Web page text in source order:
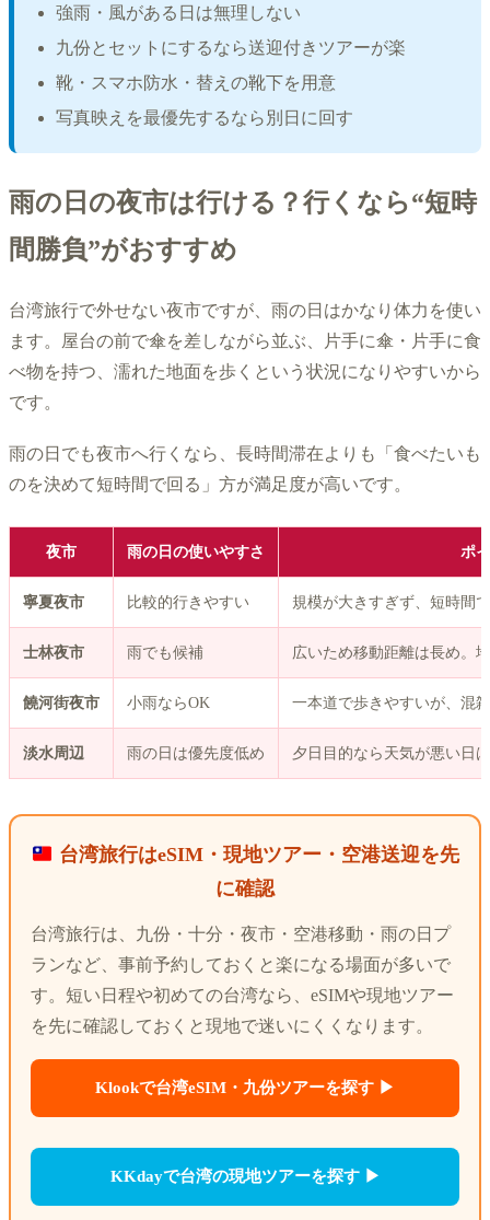
強雨・風がある日は無理しない
九份とセットにするなら送迎付きツアーが楽
靴・スマホ防水・替えの靴下を用意
写真映えを最優先するなら別日に回す
雨の日の夜市は行ける？行くなら“短時
間勝負”がおすすめ
台湾旅行で外せない夜市ですが、雨の日はかなり体力を使い
ます。屋台の前で傘を差しながら並ぶ、片手に傘・片手に食
べ物を持つ、濡れた地面を歩くという状況になりやすいから
です。
雨の日でも夜市へ行くなら、長時間滞在よりも「食べたいも
のを決めて短時間で回る」方が満足度が高いです。
夜市 雨の日の使いやすさ ポ
寧夏夜市 比較的行きやすい 規模が大きすぎず、短時間
士林夜市 雨でも候補 広いため移動距離は長め。
饒河街夜市 小雨ならOK 一本道で歩きやすいが、混
淡水周辺 雨の日は優先度低め 夕日目的なら天気が悪い日
台湾旅行はeSIM・現地ツアー・空港送迎を先
に確認
台湾旅行は、九份・十分・夜市・空港移動・雨の日プ
ランなど、事前予約しておくと楽になる場面が多いで
す。短い日程や初めての台湾なら、eSIMや現地ツアー
を先に確認しておくと現地で迷いにくくなります。
Klookで台湾eSIM・九份ツアーを探す ▶
KKdayで台湾の現地ツアーを探す ▶